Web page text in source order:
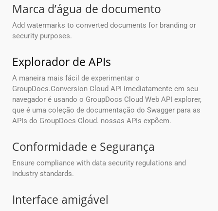
Marca d’água de documento
Add watermarks to converted documents for branding or
security purposes.
Explorador de APIs
A maneira mais fácil de experimentar o
GroupDocs.Conversion Cloud API imediatamente em seu
navegador é usando o GroupDocs Cloud Web API explorer,
que é uma coleção de documentação do Swagger para as
APIs do GroupDocs Cloud. nossas APIs expõem.
Conformidade e Segurança
Ensure compliance with data security regulations and
industry standards.
Interface amigável